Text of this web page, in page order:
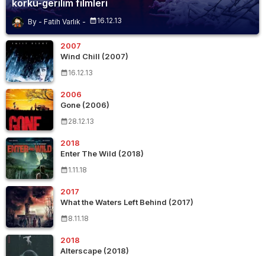
korku-gerilim filmleri
Fatih Varlık 16.12.13
2007
Wind Chill (2007)
16.12.13
2006
Gone (2006)
28.12.13
2018
Enter The Wild (2018)
1.11.18
2017
What the Waters Left Behind (2017)
8.11.18
2018
Alterscape (2018)